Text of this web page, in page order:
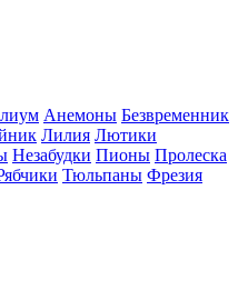
Анемоны Безвременник
Лилия Лютики
Незабудки Пионы Пролеска
Тюльпаны Фрезия